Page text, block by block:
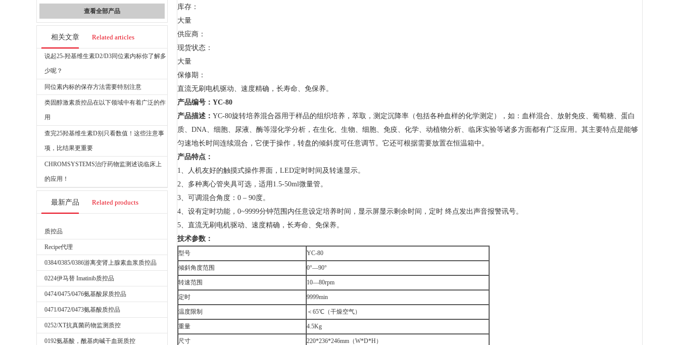
查看全部产品
相关文章 Related articles
说起25-羟基维生素D2/D3同位素内标你了解多
少呢？
同位素内标的保存方法需要特别注意
类固醇激素质控品在以下领域中有着广泛的作
用
查完25羟基维生素D别只看数值！这些注意事
项，比结果更重要
CHROMSYSTEMS治疗药物监测述说临床上
的应用！
最新产品 Related products
质控品
Recipe代理
0384/0385/0386游离变肾上腺素血浆质控品
0224伊马替 Imatinib质控品
0474/0475/0476氨基酸尿质控品
0471/0472/0473氨基酸质控品
0252/XT抗真菌药物监测质控
0192氨基酸，酰基肉碱干血斑质控
库存：
大量
供应商：
现货状态：
大量
保修期：
直流无刷电机驱动、速度精确，长寿命、免保养。
产品编号： YC-80
产品描述： YC-80旋转培养混合器用于样品的组织培养，萃取，测定沉降率（包括各种血样的化学测定），如：血样混合、放射免疫、葡萄糖、蛋白
质、DNA、细胞、尿液、酶等湿化学分析，在生化、生物、细胞、免疫、化学、动植物分析、临床实验等诸多方面都有广泛应用。其主要特点是能够
匀速地长时间连续混合，它便于操作，转盘的倾斜度可任意调节。它还可根据需要放置在恒温箱中。
产品特点：
1、人机友好的触摸式操作界面，LED定时时间及转速显示。
2、多种离心管夹具可选，适用1.5-50ml微量管。
3、可调混合角度：0 – 90度。
4、设有定时功能，0~9999分钟范围内任意设定培养时间，显示屏显示剩余时间，定时 终点发出声音报警讯号。
5、直流无刷电机驱动、速度精确，长寿命、免保养。
技术参数：
型号 YC-80
倾斜角度范围 0°—90°
转速范围 10—80rpm
定时 9999min
温度限制 ＜65℃（干燥空气）
重量 4.5Kg
尺寸 220*236*246mm（W*D*H）